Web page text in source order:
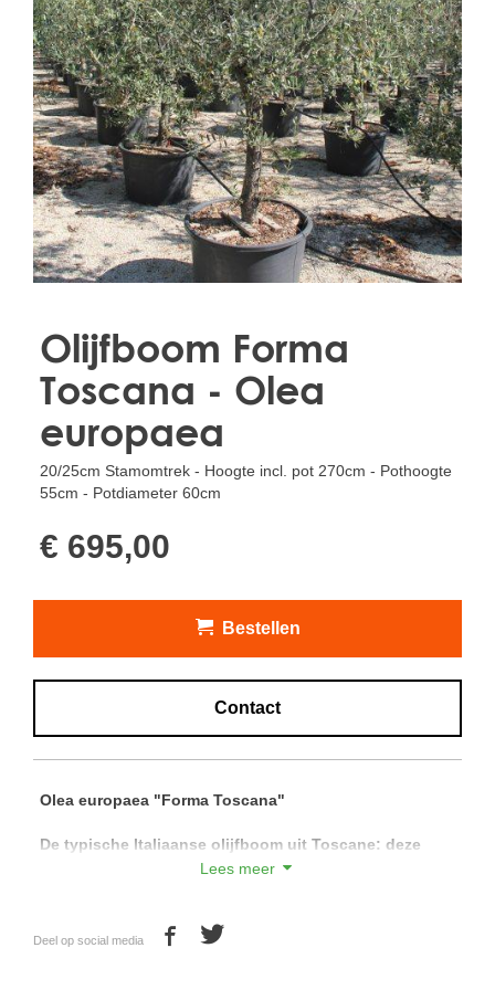
Treesafe
VORSTBESCHERMINGVOORBOMEN.NL
WINTERSCHUTZFUERBAEUME.DE
FROSTPROTECTIONFORTREES.CO.UK
Terracotta
TERRACOTTA.NL
TERRACOTTA.BE
TERRAKOTTA.DE
Olijfboom Forma
Toscana - Olea
europaea
20/25cm Stamomtrek - Hoogte incl. pot 270cm - Pothoogte
55cm - Potdiameter 60cm
€ 695,00
Bestellen
Contact
Olea europaea "Forma Toscana"
De typische Italiaanse olijfboom uit Toscane: deze
olijfbomen zijn gelimiteerd doordat deze in Italië vallen
Toscana" is te herkennen aan de typisch Italiaanse
Lees meer
Deel op social media